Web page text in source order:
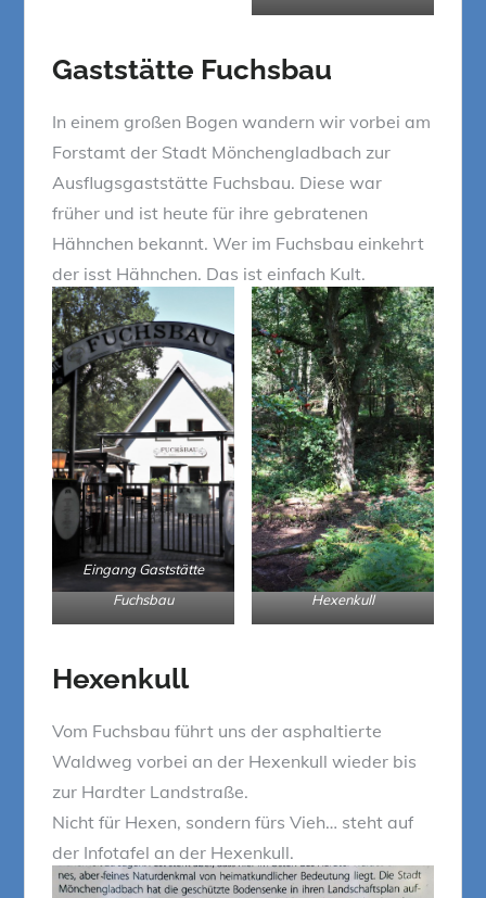
Gaststätte Fuchsbau
In einem großen Bogen wandern wir vorbei am
Forstamt der Stadt Mönchengladbach zur
Ausflugsgaststätte Fuchsbau. Diese war
früher und ist heute für ihre gebratenen
Hähnchen bekannt. Wer im Fuchsbau einkehrt
der isst Hähnchen. Das ist einfach Kult.
Eingang Gaststätte
Fuchsbau
Hexenkull
Hexenkull
Vom Fuchsbau führt uns der asphaltierte
Waldweg vorbei an der Hexenkull wieder bis
zur Hardter Landstraße.
Nicht für Hexen, sondern fürs Vieh… steht auf
der Infotafel an der Hexenkull.